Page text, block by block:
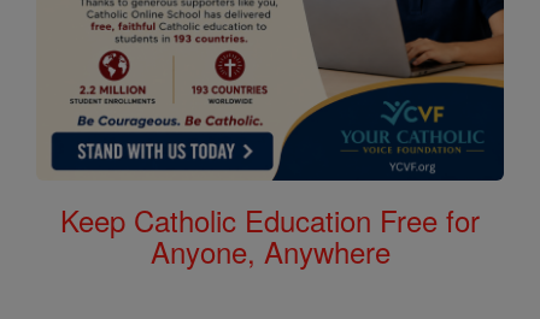
Keep Catholic Education Free for
Anyone, Anywhere